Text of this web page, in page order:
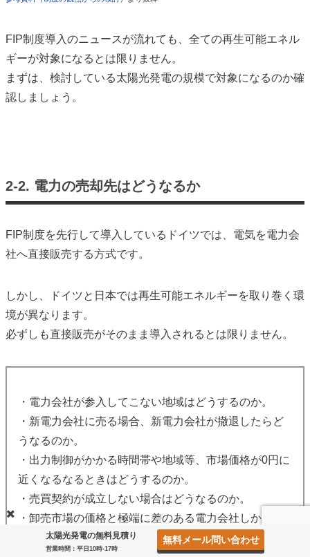
FIP制度導入のニュースが流れても、全ての再生可能エネル
ギーが対象になるとは限りません。
まずは、検討している太陽光発電の規模で対象になるのか確
認しましょう。
2-2. 電力の売却先はどうなるか
FIP制度を先行して導入しているドイツでは、電気を電力会
社へ直接販売する方式です。
しかし、ドイツと日本では再生可能エネルギーを取り巻く環
境が異なります。
必ずしも直接販売がそのまま導入されるとは限りません。
・電力会社が参入してこない地域はどうするのか。
・新電力会社に売る場合、新電力会社が撤退したらど
うなるのか。
・出力制御がかかる時間帯や地域等、市場価格が0円に
近くなるなるときはどうするのか。
・売買契約が成立しない場合はどうなるのか。
・卸売市場の価格と極端に差のある電力会社しかない
場合はどうするのか。
太陽光発電の無料見積り
営業時間：平日10時-17時
無料メール問い合わせ